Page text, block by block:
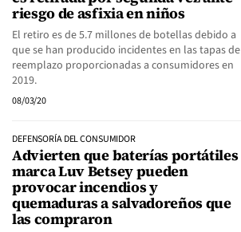
riesgo de asfixia en niños
El retiro es de 5.7 millones de botellas debido a
que se han producido incidentes en las tapas de
reemplazo proporcionadas a consumidores en
2019.
08/03/20
DEFENSORÍA DEL CONSUMIDOR
Advierten que baterías portátiles
marca Luv Betsey pueden
provocar incendios y
quemaduras a salvadoreños que
las compraron